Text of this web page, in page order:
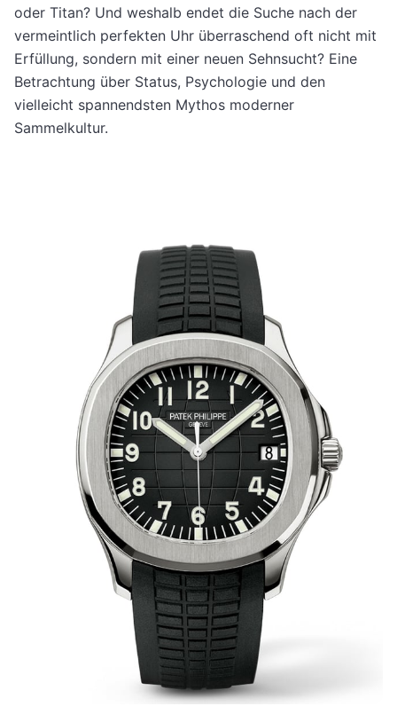
oder Titan? Und weshalb endet die Suche nach der
vermeintlich perfekten Uhr überraschend oft nicht mit
Erfüllung, sondern mit einer neuen Sehnsucht? Eine
Betrachtung über Status, Psychologie und den
vielleicht spannendsten Mythos moderner
Sammelkultur.